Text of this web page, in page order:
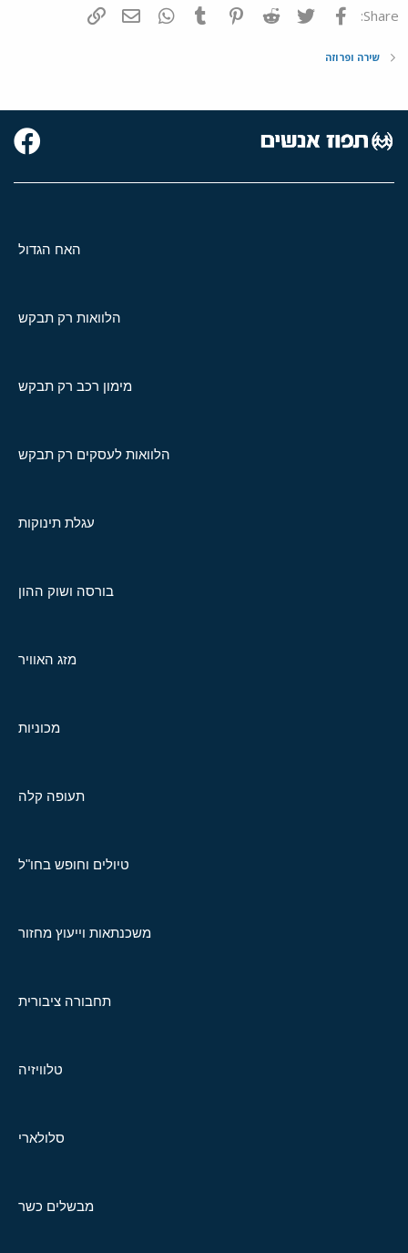
Share: פייסבוק Twitter
Reddit
Pinterest
Tumblr
WhatsAppדואר אלקטרוני
שירה ופרוזה
האח הגדול
הלוואות רק תבקש
מימון רכב רק תבקש
הלוואות לעסקים רק תבקש
עגלת תינוקות
בורסה ושוק ההון
מזג האוויר
מכוניות
תעופה קלה
טיולים וחופש בחו"ל
משכנתאות וייעוץ מחזור
תחבורה ציבורית
טלוויזיה
סלולארי
מבשלים כשר